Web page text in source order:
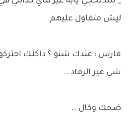
ليش متفاول عليهم
فارس : عندك شنو ؟ داكلك
شي غير الرماد ..
ضحك وكال ..